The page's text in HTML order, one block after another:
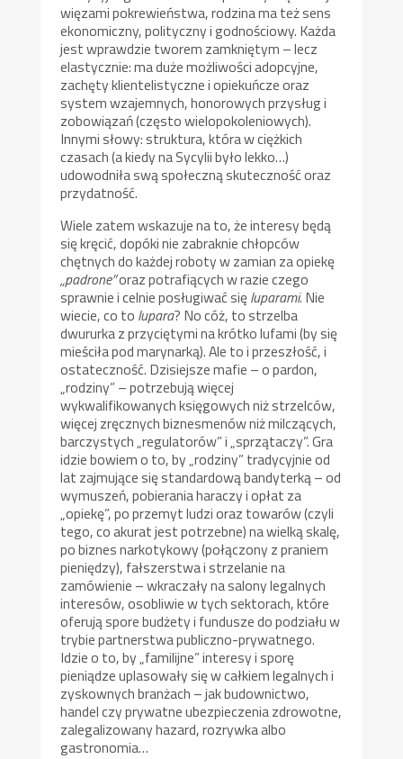
więzami pokrewieństwa, rodzina ma też sens
ekonomiczny, polityczny i godnościowy. Każda
jest wprawdzie tworem zamkniętym – lecz
elastycznie: ma duże możliwości adopcyjne,
zachęty klientelistyczne i opiekuńcze oraz
system wzajemnych, honorowych przysług i
zobowiązań (często wielopokoleniowych).
Innymi słowy: struktura, która w ciężkich
czasach (a kiedy na Sycylii było lekko…)
udowodniła swą społeczną skuteczność oraz
przydatność.
Wiele zatem wskazuje na to, że interesy będą
się kręcić, dopóki nie zabraknie chłopców
chętnych do każdej roboty w zamian za opiekę
„padrone”oraz potrafiących w razie czego
sprawnie i celnie posługiwać sięluparami. Nie
wiecie, co to lupara? No cóż, to strzelba
dwururka z przyciętymi na krótko lufami (by się
mieściła pod marynarką). Ale to i przeszłość, i
ostateczność. Dzisiejsze mafie – o pardon,
„rodziny” – potrzebują więcej
wykwalifikowanych księgowych niż strzelców,
więcej zręcznych biznesmenów niż milczących,
barczystych „regulatorów” i „sprzątaczy”. Gra
idzie bowiem o to, by „rodziny” tradycyjnie od
lat zajmujące się standardową bandyterką – od
wymuszeń, pobierania haraczy i opłat za
„opiekę”, po przemyt ludzi oraz towarów (czyli
tego, co akurat jest potrzebne) na wielką skalę,
po biznes narkotykowy (połączony z praniem
pieniędzy), fałszerstwa i strzelanie na
zamówienie – wkraczały na salony legalnych
interesów, osobliwie w tych sektorach, które
oferują spore budżety i fundusze do podziału w
trybie partnerstwa publiczno-prywatnego.
Idzie o to, by „familijne” interesy i sporę
pieniądze uplasowały się w całkiem legalnych i
zyskownych branżach – jak budownictwo,
handel czy prywatne ubezpieczenia zdrowotne,
zalegalizowany hazard, rozrywka albo
gastronomia…